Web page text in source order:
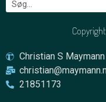
Christian S Maymann
21851173